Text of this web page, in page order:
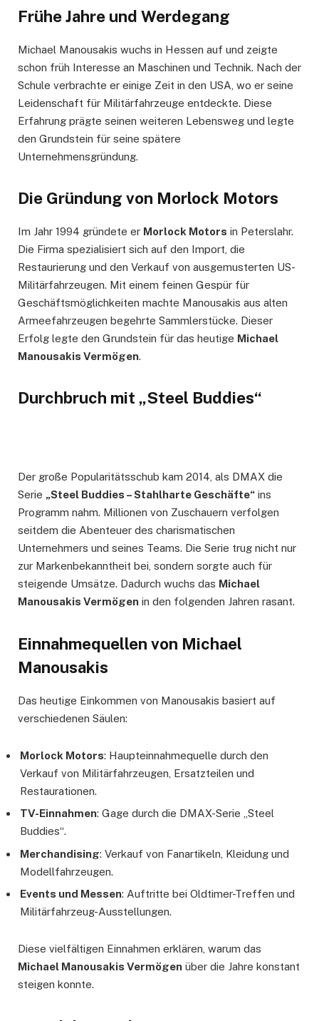
Frühe Jahre und Werdegang
Michael Manousakis wuchs in Hessen auf und zeigte
schon früh Interesse an Maschinen und Technik. Nach der
Schule verbrachte er einige Zeit in den USA, wo er seine
Leidenschaft für Militärfahrzeuge entdeckte. Diese
Erfahrung prägte seinen weiteren Lebensweg und legte
den Grundstein für seine spätere
Unternehmensgründung.
Die Gründung von Morlock Motors
Im Jahr 1994 gründete er Morlock Motors in Peterslahr.
Die Firma spezialisiert sich auf den Import, die
Restaurierung und den Verkauf von ausgemusterten US-
Militärfahrzeugen. Mit einem feinen Gespür für
Geschäftsmöglichkeiten machte Manousakis aus alten
Armeefahrzeugen begehrte Sammlerstücke. Dieser
Erfolg legte den Grundstein für das heutige Michael
Manousakis Vermögen.
Durchbruch mit „Steel Buddies“
Der große Popularitätsschub kam 2014, als DMAX die
Serie „Steel Buddies – Stahlharte Geschäfte“ ins
Programm nahm. Millionen von Zuschauern verfolgen
seitdem die Abenteuer des charismatischen
Unternehmers und seines Teams. Die Serie trug nicht nur
zur Markenbekanntheit bei, sondern sorgte auch für
steigende Umsätze. Dadurch wuchs das Michael
Manousakis Vermögen in den folgenden Jahren rasant.
Einnahmequellen von Michael
Manousakis
Das heutige Einkommen von Manousakis basiert auf
verschiedenen Säulen:
Morlock Motors: Haupteinnahmequelle durch den
Verkauf von Militärfahrzeugen, Ersatzteilen und
Restaurationen.
TV-Einnahmen: Gage durch die DMAX-Serie „Steel
Buddies“.
Merchandising: Verkauf von Fanartikeln, Kleidung und
Modellfahrzeugen.
Events und Messen: Auftritte bei Oldtimer-Treffen und
Militärfahrzeug-Ausstellungen.
Diese vielfältigen Einnahmen erklären, warum das
Michael Manousakis Vermögen über die Jahre konstant
steigen konnte.